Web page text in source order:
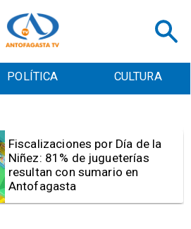
POLÍTICA CULTURA
Fiscalizaciones por Día de la
Niñez: 81% de jugueterías
resultan con sumario en
Antofagasta